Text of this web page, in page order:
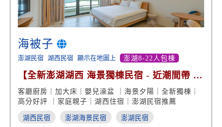
海被子
澎湖民宿 湖西民宿 顯示在地圖上 澎湖8-22人包棟
【全新澎湖湖西 海景獨棟民宿 - 近潮間帶 好
評回饋】
客廳廚房｜加大床｜嬰兒澡盆 ｜海景夕陽｜全新獨棟｜
高分好評 ｜家庭親子｜湖西住宿｜澎湖民宿推薦
湖西民宿 澎湖海景民宿 澎湖民宿